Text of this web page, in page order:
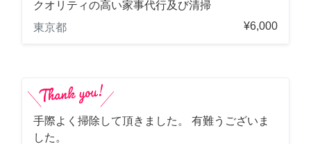
クオリティの高い家事代行及び清掃
東京都
¥6,000
手際よく掃除して頂きました。 有難うございま
した。